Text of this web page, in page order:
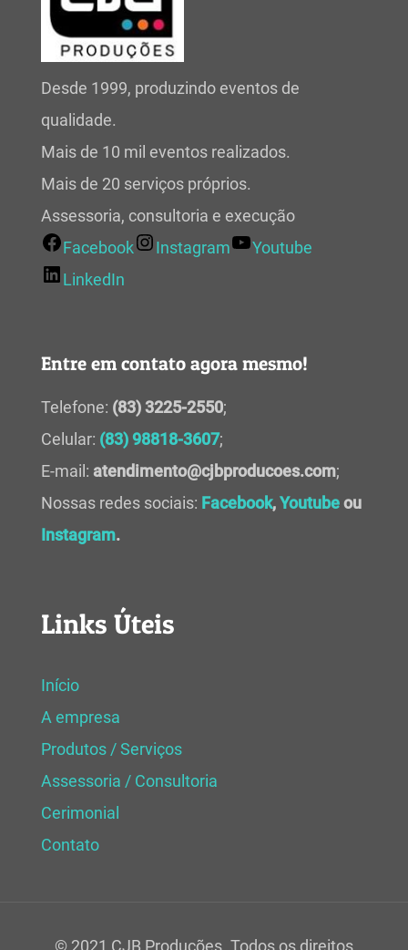
Desde 1999, produzindo eventos de
qualidade.
Mais de 10 mil eventos realizados.
Mais de 20 serviços próprios.
Assessoria, consultoria e execução
Facebook
Instagram
Youtube
LinkedIn
Entre em contato agora mesmo!
Telefone: (83) 3225-2550;
Celular: (83) 98818-3607;
E-mail: atendimento@cjbproducoes.com;
Nossas redes sociais: Facebook,Youtubeou
Instagram.
Links Úteis
Início
A empresa
Produtos / Serviços
Assessoria / Consultoria
Cerimonial
Contato
© 2021 CJB Produções. Todos os direitos